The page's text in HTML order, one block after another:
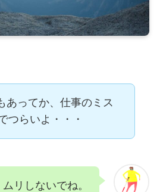
あってか、仕事のミス
つらいよ・・・
リしないでね。